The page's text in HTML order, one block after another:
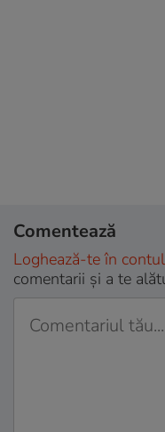
Comentează
Loghează-te în
comentarii și a te